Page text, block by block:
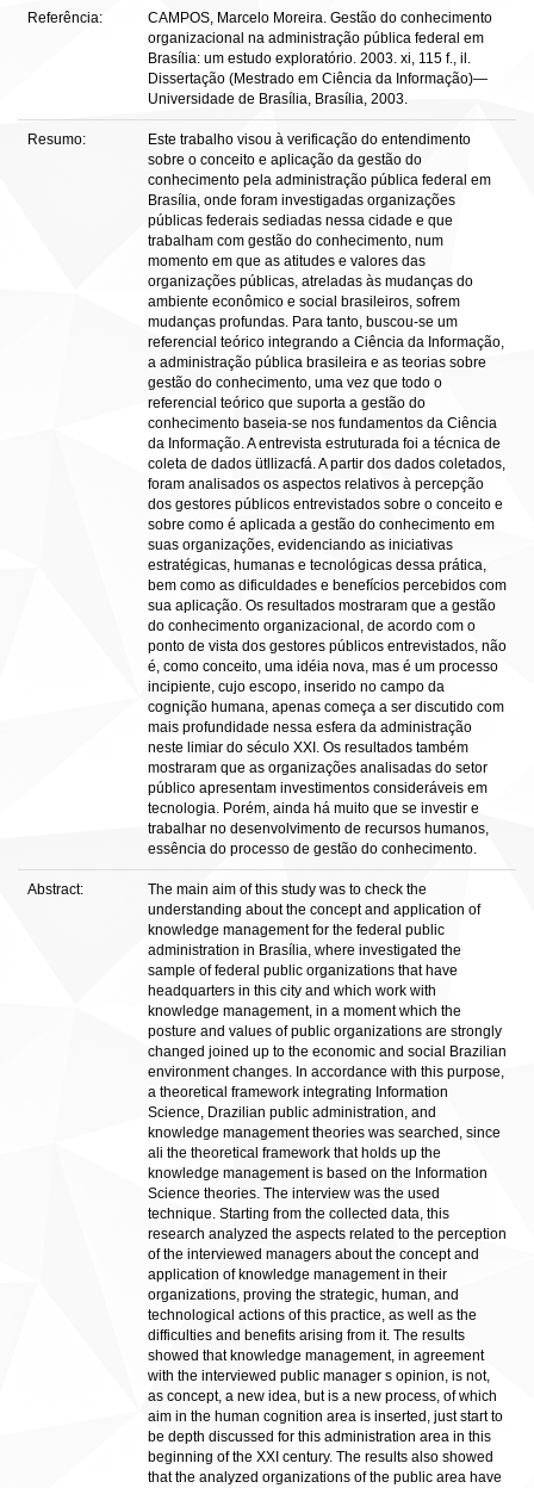
Referência:
CAMPOS, Marcelo Moreira. Gestão do conhecimento
organizacional na administração pública federal em
Brasília: um estudo exploratório. 2003. xi, 115 f., il.
Dissertação (Mestrado em Ciência da Informação)—
Universidade de Brasília, Brasília, 2003.
Resumo:
Este trabalho visou à verificação do entendimento
sobre o conceito e aplicação da gestão do
conhecimento pela administração pública federal em
Brasília, onde foram investigadas organizações
públicas federais sediadas nessa cidade e que
trabalham com gestão do conhecimento, num
momento em que as atitudes e valores das
organizações públicas, atreladas às mudanças do
ambiente econômico e social brasileiros, sofrem
mudanças profundas. Para tanto, buscou-se um
referencial teórico integrando a Ciência da Informação,
a administração pública brasileira e as teorias sobre
gestão do conhecimento, uma vez que todo o
referencial teórico que suporta a gestão do
conhecimento baseia-se nos fundamentos da Ciência
da Informação. A entrevista estruturada foi a técnica de
coleta de dados ütllizacfá. A partir dos dados coletados,
foram analisados os aspectos relativos à percepção
dos gestores públicos entrevistados sobre o conceito e
sobre como é aplicada a gestão do conhecimento em
suas organizações, evidenciando as iniciativas
estratégicas, humanas e tecnológicas dessa prática,
bem como as dificuldades e benefícios percebidos com
sua aplicação. Os resultados mostraram que a gestão
do conhecimento organizacional, de acordo com o
ponto de vista dos gestores públicos entrevistados, não
é, como conceito, uma idéia nova, mas é um processo
incipiente, cujo escopo, inserido no campo da
cognição humana, apenas começa a ser discutido com
mais profundidade nessa esfera da administração
neste limiar do século XXI. Os resultados também
mostraram que as organizações analisadas do setor
público apresentam investimentos consideráveis em
tecnologia. Porém, ainda há muito que se investir e
trabalhar no desenvolvimento de recursos humanos,
essência do processo de gestão do conhecimento.
Abstract:
The main aim of this study was to check the
understanding about the concept and application of
knowledge management for the federal public
administration in Brasília, where investigated the
sample of federal public organizations that have
headquarters in this city and which work with
knowledge management, in a moment which the
posture and values of public organizations are strongly
changed joined up to the economic and social Brazilian
environment changes. In accordance with this purpose,
a theoretical framework integrating Information
Science, Drazilian public administration, and
knowledge management theories was searched, since
ali the theoretical framework that holds up the
knowledge management is based on the Information
Science theories. The interview was the used
technique. Starting from the collected data, this
research analyzed the aspects related to the perception
of the interviewed managers about the concept and
application of knowledge management in their
organizations, proving the strategic, human, and
technological actions of this practice, as well as the
difficulties and benefits arising from it. The results
showed that knowledge management, in agreement
with the interviewed public manager s opinion, is not,
as concept, a new idea, but is a new process, of which
aim in the human cognition area is inserted, just start to
be depth discussed for this administration area in this
beginning of the XXI century. The results also showed
that the analyzed organizations of the public area have